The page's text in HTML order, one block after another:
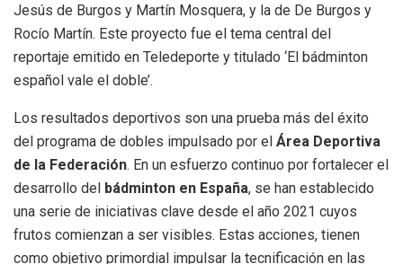
Jesús de Burgos y Martín Mosquera, y la de De Burgos y
Rocío Martín. Este proyecto fue el tema central del
reportaje emitido en Teledeporte y titulado ‘El bádminton
español vale el doble’.
Los resultados deportivos son una prueba más del éxito
del programa de dobles impulsado por el Área Deportiva
de la Federación. En un esfuerzo continuo por fortalecer el
desarrollo del bádminton en España, se han establecido
una serie de iniciativas clave desde el año 2021 cuyos
frutos comienzan a ser visibles. Estas acciones, tienen
como objetivo primordial impulsar la tecnificación en las